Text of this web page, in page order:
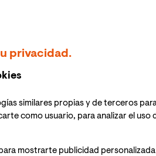
de España),
pública en el siglo XXI en
Blackboard.
a la sesión el mismo día del
privacidad.
similares propias y de terceros
como usuario, para analizar el uso
mostrarte publicidad